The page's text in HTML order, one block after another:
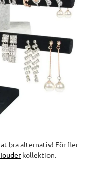
bra alternativ! För fler
kollektion.